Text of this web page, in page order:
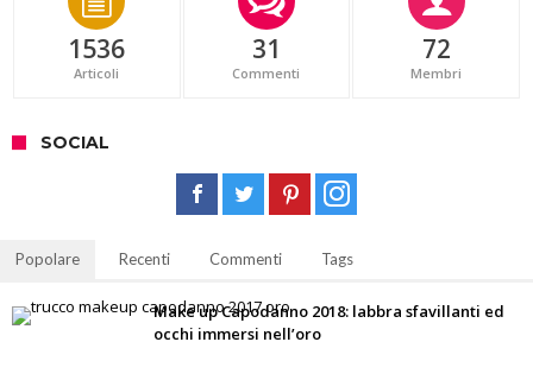
1536
Articoli
31
Commenti
72
Membri
SOCIAL
Popolare Recenti Commenti Tags
Make up Capodanno 2018: labbra sfavillanti ed
occhi immersi nell’oro